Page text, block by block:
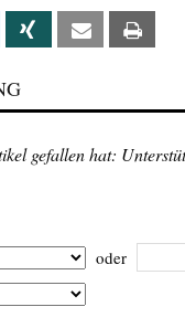
Linkedin Xing Email
gefallen hat:
oder